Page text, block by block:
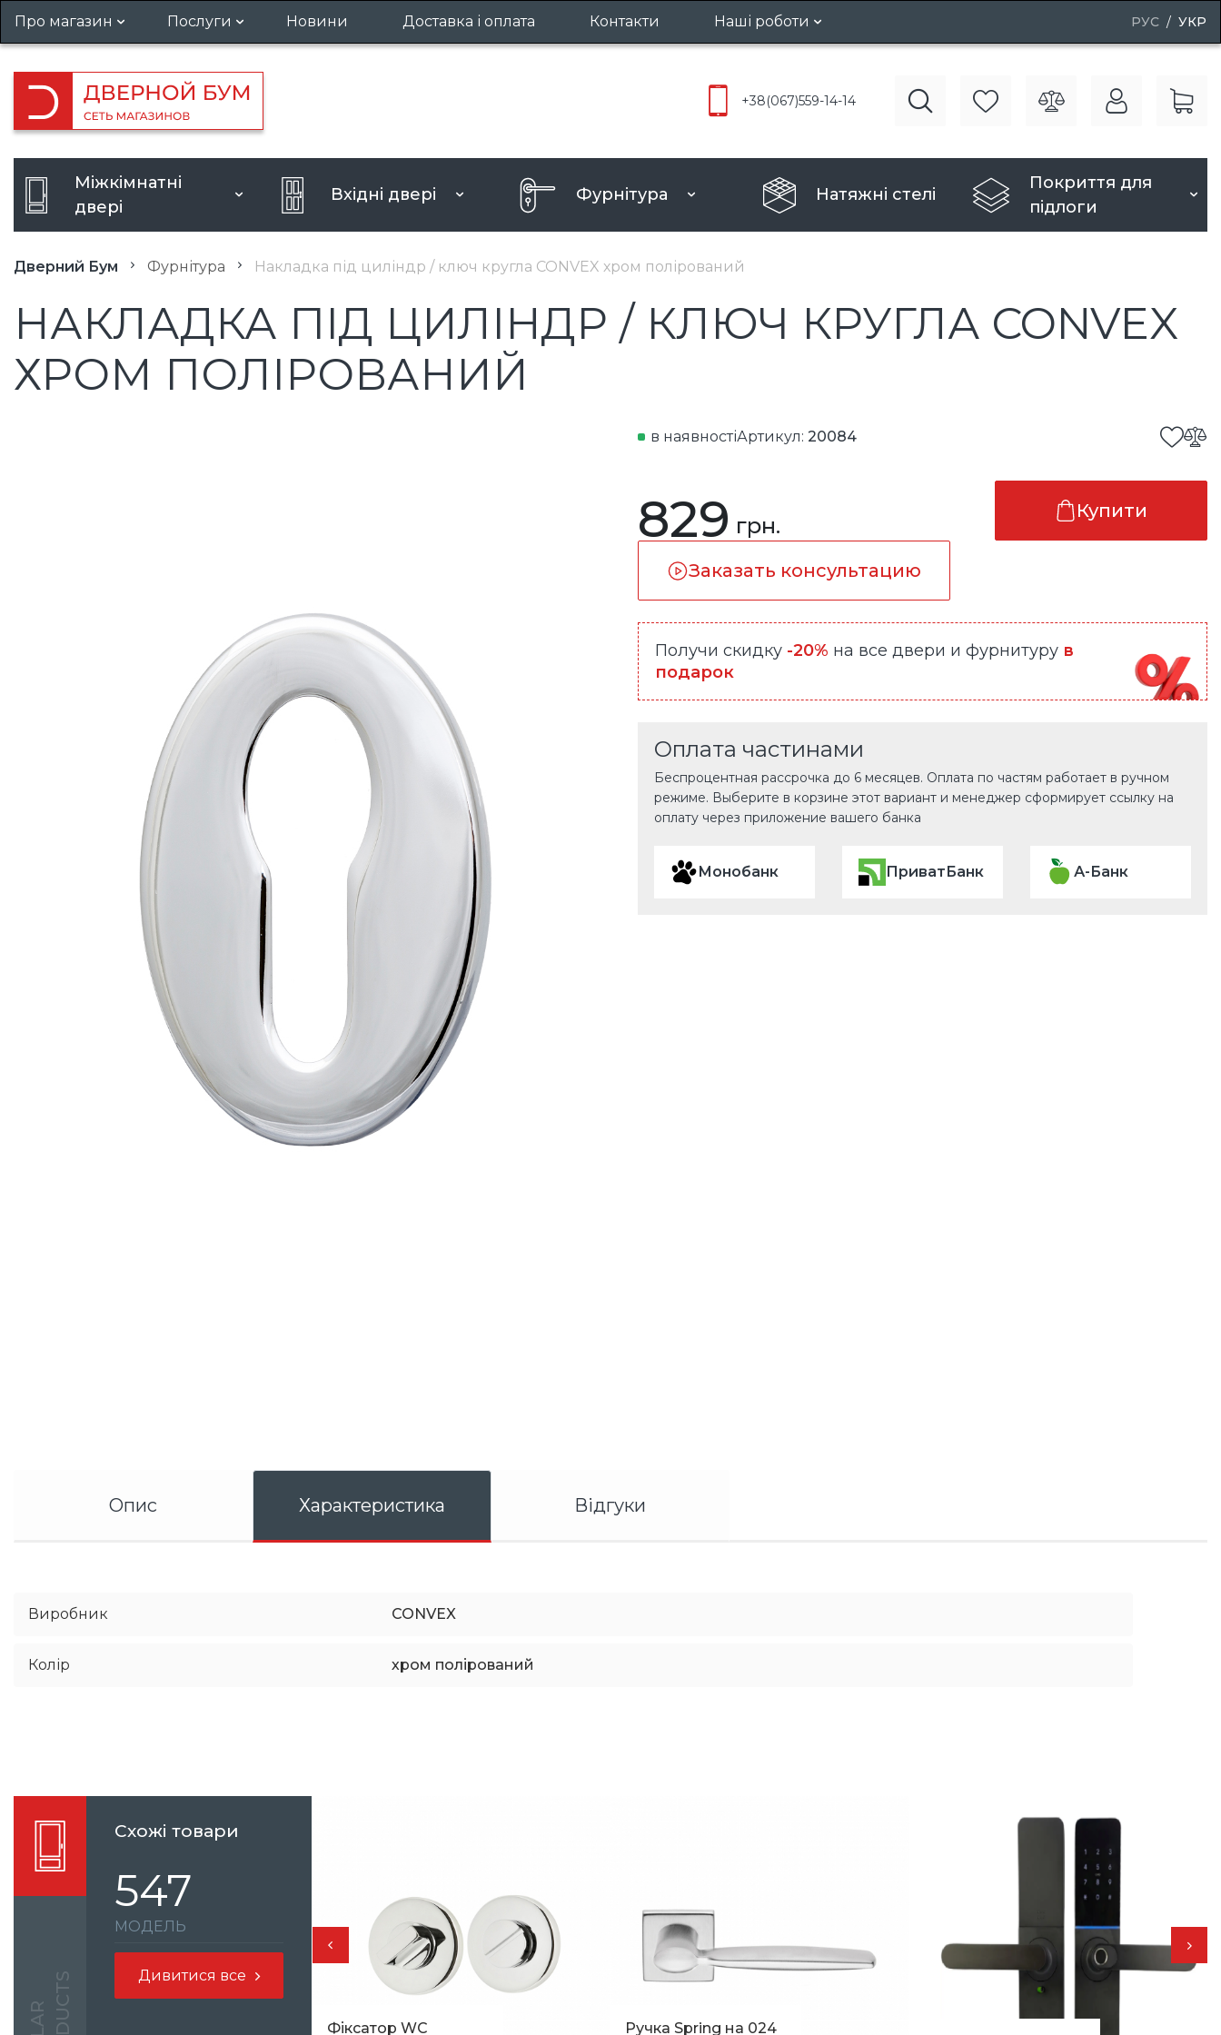
РУС УКР
Про магазин
Гарантія та повернення
Вакансії
Кредит
Послуги
Установка дверей
Виклик замірника
Посилення дверного отвору
Розширення дверного отвору
Новини Доставка і оплата Контакти Наші роботи
+38(067)559-14-14
Міжкімнатні
двері
Вхідні двері Фурнітура Натяжні стелі
Покриття для
підлоги
Дверний Бум Фурнітура Накладка під циліндр / ключ кругла CONVEX хром полірований
НАКЛАДКА ПІД ЦИЛІНДР / КЛЮЧ КРУГЛА CONVEX
ХРОМ ПОЛІРОВАНИЙ
в наявностіАртикул: 20084
829 грн.
Купити
Заказать консультацию
Получи скидку -20% на все двери и фурнитуру в
подарок
Оплата частинами
Беспроцентная рассрочка до 6 месяцев. Оплата по частям работает в ручном
режиме. Выберите в корзине этот вариант и менеджер сформирует ссылку на
оплату через приложение вашего банка
Монобанк ПриватБанк А-Банк
Опис Характеристика Відгуки
Виробник CONVEX
Колір хром полірований
Схожі товари
547
МОДЕЛЬ
Дивитися все
Фіксатор WC
Ручка Spring на 024